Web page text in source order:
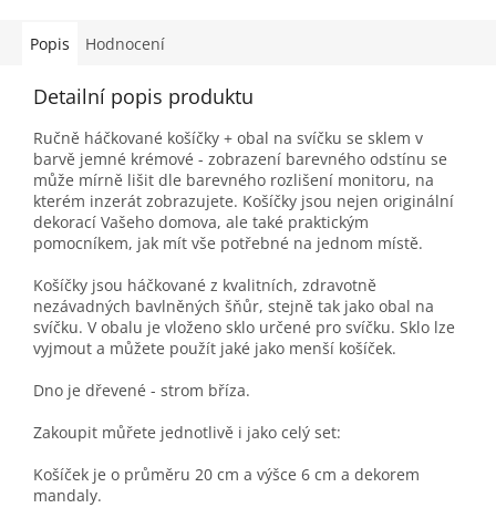
Popis Hodnocení
Detailní popis produktu
Ručně háčkované košíčky + obal na svíčku se sklem v
barvě jemné krémové - zobrazení barevného odstínu se
může mírně lišit dle barevného rozlišení monitoru, na
kterém inzerát zobrazujete. Košíčky jsou nejen originální
dekorací Vašeho domova, ale také praktickým
pomocníkem, jak mít vše potřebné na jednom místě.
Košíčky jsou háčkované z kvalitních, zdravotně
nezávadných bavlněných šňůr, stejně tak jako obal na
svíčku. V obalu je vloženo sklo určené pro svíčku. Sklo lze
vyjmout a můžete použít jaké jako menší košíček.
Dno je dřevené - strom bříza.
Zakoupit můřete jednotlivě i jako celý set:
Košíček je o průměru 20 cm a výšce 6 cm a dekorem
mandaly.